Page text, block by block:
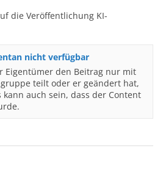
die Veröffentlichung KI-
nicht verfügbar
Eigentümer den Beitrag nur mit
teilt oder er geändert hat,
auch sein, dass der Content